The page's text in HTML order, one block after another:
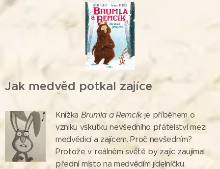
Jak medvěd potkal zajíce
Knížka Brumla a Remcík je příběhem o
vzniku vskutku nevšedního přátelství mezi
medvědicí a zajícem. Proč nevšedním?
Protože v reálném světě by zajíc zaujímal
přední místo na medvědím jídelníčku.